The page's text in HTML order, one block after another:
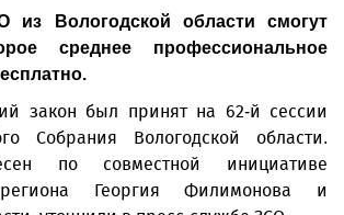
из Вологодской области смогут
среднее профессиональное
закон был принят на 62-й сессии
Собрания Вологодской области.
по совместной инициативе
региона Георгия Филимонова и